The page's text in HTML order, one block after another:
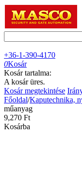
+36-1-390-4170
0Kosár
Kosár tartalma:
A kosár üres.
Kosár megtekintése
Főoldal/Kaputechnika,
műanyag
9,270 Ft
Kosárba